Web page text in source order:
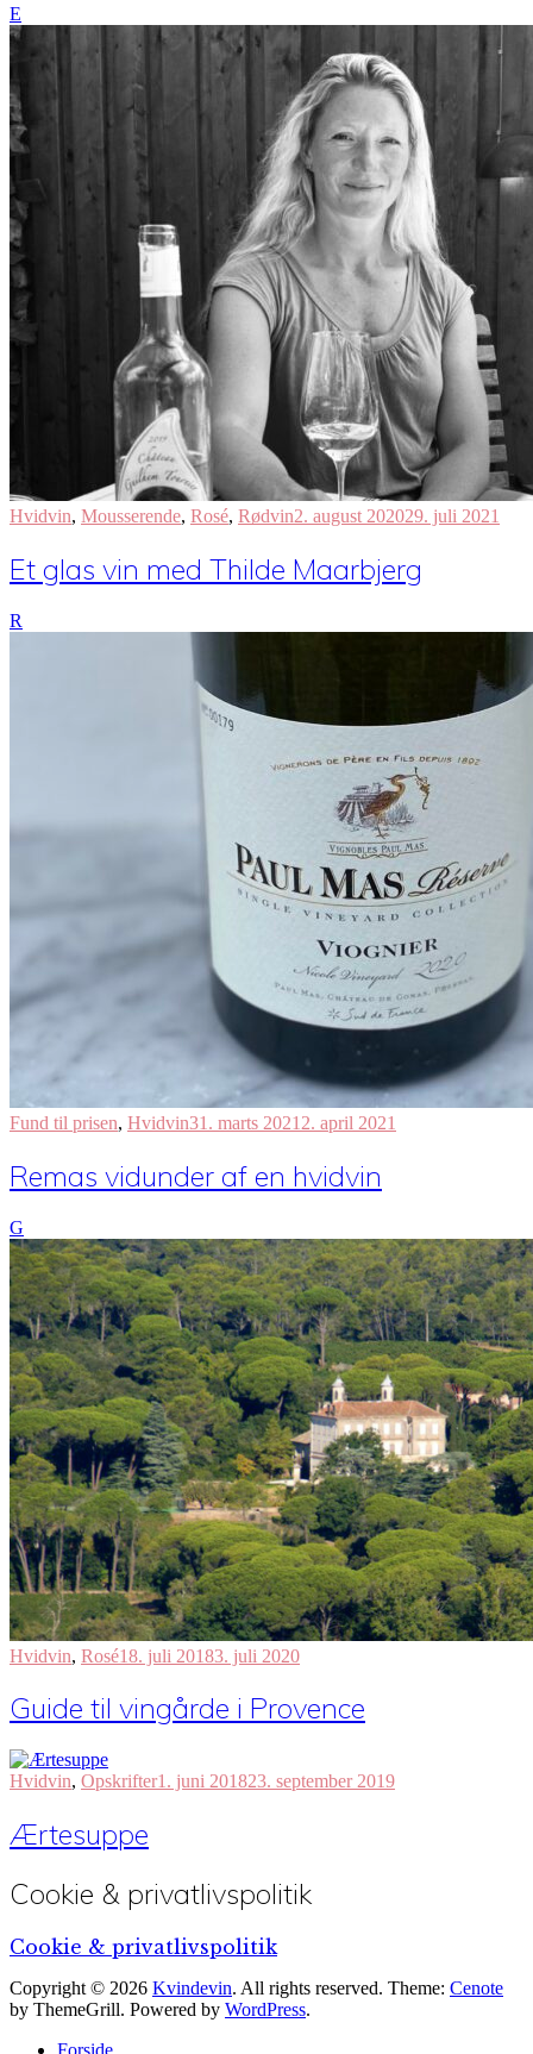
E
Hvidvin, Mousserende, Rosé, Rødvin2. august 202029. juli 2021
Et glas vin med Thilde Maarbjerg
R
Fund til prisen, Hvidvin31. marts 2021 2. april 2021
Remas vidunder af en hvidvin
G
Hvidvin, Rosé18. juli 20183. juli 2020
Guide til vingårde i Provence
Hvidvin, Opskrifter1. juni 201823. september 2019
Ærtesuppe
Cookie & privatlivspolitik
Cookie & privatlivspolitik
Copyright © 2026 Kvindevin. All rights reserved. Theme: Cenote
by ThemeGrill. Powered by WordPress.